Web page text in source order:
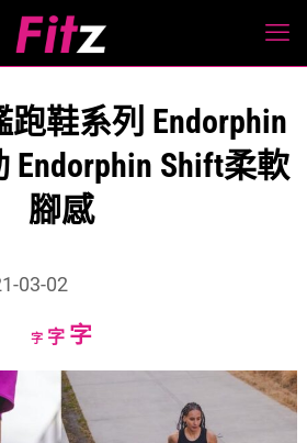
跑鞋系列 Endorphin
Endorphin Shift柔軟
腳感
03-02
字Decrease
size.
字Reset
size.
字Increase